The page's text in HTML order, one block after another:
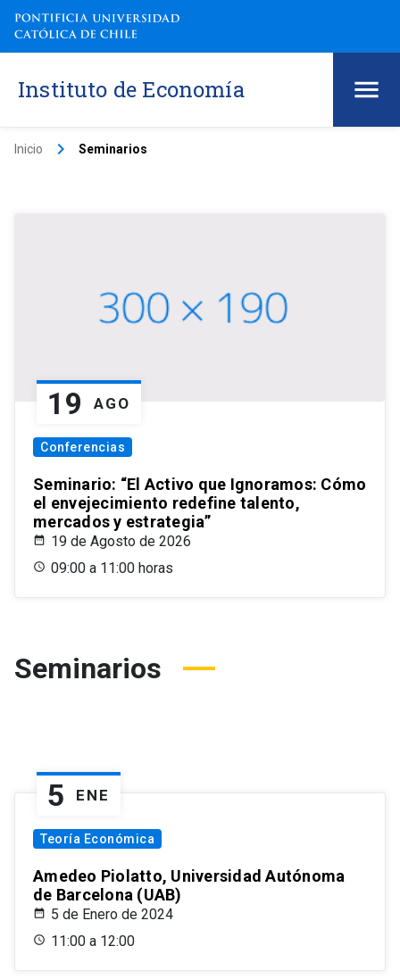
Instituto de Economía
Inicio keyboard_arrow_right Seminarios
19 AGO
Conferencias
Seminario: “El Activo que Ignoramos: Cómo
el envejecimiento redefine talento,
mercados y estrategia”
19 de Agosto de 2026
09:00 a 11:00 horas
Seminarios
5 ENE
Teoría Económica
Amedeo Piolatto, Universidad Autónoma
de Barcelona (UAB)
5 de Enero de 2024
11:00 a 12:00